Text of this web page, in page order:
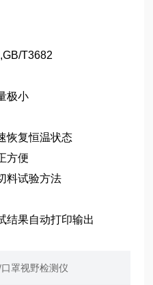
T3682
极小
复恒温状态
方便
试验方法
果自动打印输出
罩视野检测仪